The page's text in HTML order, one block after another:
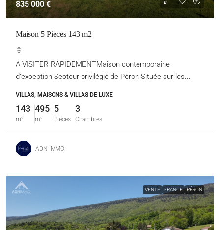
835 000 €
Maison 5 Pièces 143 m2
A VISITER RAPIDEMENTMaison contemporaine
d’exception Secteur privilégié de Péron Située sur les...
VILLAS, MAISONS & VILLAS DE LUXE
143
m²
495
m²
5
Pièces
3
Chambres
ADN IMMO
VENTE FRANCE PÉRON